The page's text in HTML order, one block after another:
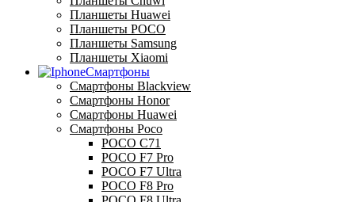
Планшеты Huawei
Планшеты POCO
Планшеты Samsung
Планшеты Xiaomi
Смартфоны
Смартфоны Blackview
Смартфоны Honor
Смартфоны Huawei
Смартфоны Poco
POCO C71
POCO F7 Pro
POCO F7 Ultra
POCO F8 Pro